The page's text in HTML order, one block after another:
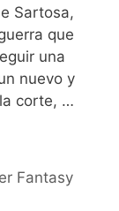
Sartosa,
que
una
nuevo y
corte, …
Fantasy